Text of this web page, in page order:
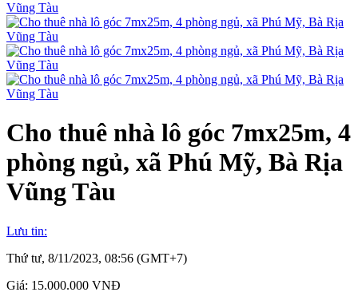
Cho thuê nhà lô góc 7mx25m, 4
phòng ngủ, xã Phú Mỹ, Bà Rịa
Vũng Tàu
Lưu tin:
Thứ tư, 8/11/2023, 08:56 (GMT+7)
Giá: 15.000.000 VNĐ